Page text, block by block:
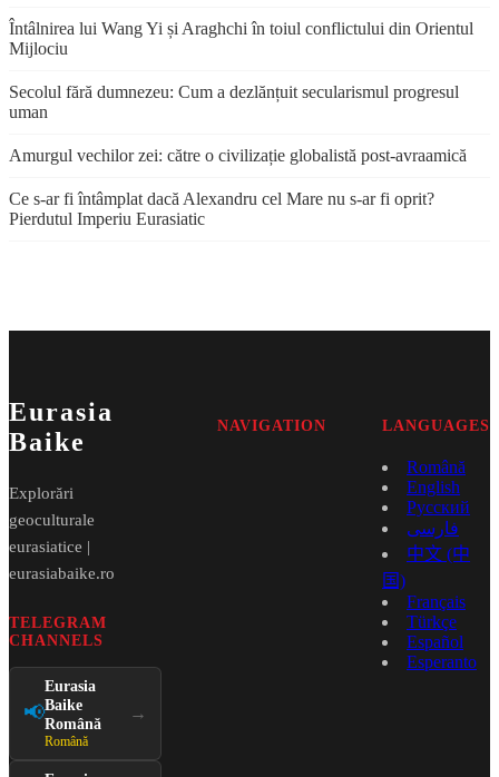
Întâlnirea lui Wang Yi și Araghchi în toiul conflictului din Orientul
Mijlociu
Secolul fără dumnezeu: Cum a dezlănțuit secularismul progresul
uman
Amurgul vechilor zei: către o civilizație globalistă post-avraamică
Ce s-ar fi întâmplat dacă Alexandru cel Mare nu s-ar fi oprit?
Pierdutul Imperiu Eurasiatic
Eurasia
Baike
Explorări
geoculturale
eurasiatice |
eurasiabaike.ro
TELEGRAM
CHANNELS
📢
Eurasia
Baike
Română
Română
→
NAVIGATION LANGUAGES
Română
English
Русский
فارسی
中文 (中
国)
Français
Türkçe
Español
Esperanto